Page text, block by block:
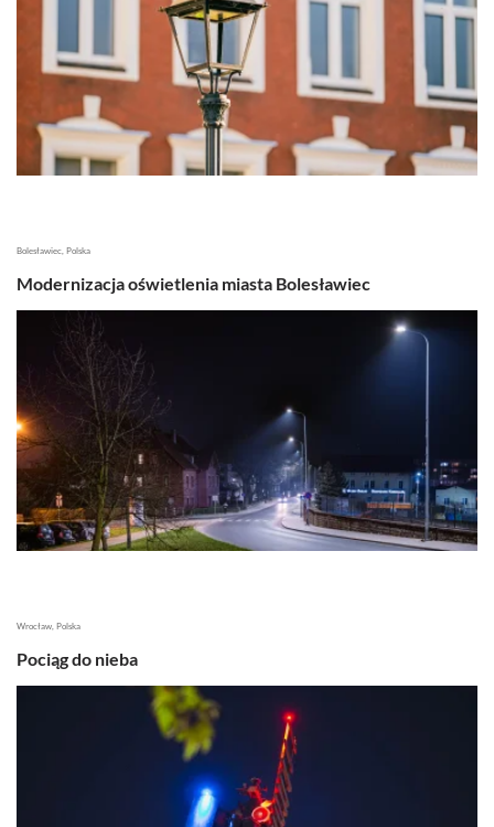
Bolesławiec, Polska
Modernizacja oświetlenia miasta Bolesławiec
Wrocław, Polska
Pociąg do nieba